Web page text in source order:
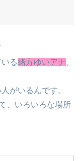
る緒方ゆいアナ。
がいるんです。
、いろいろな場所